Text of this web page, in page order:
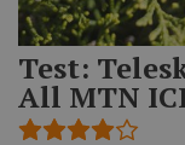
Test:
All MTN